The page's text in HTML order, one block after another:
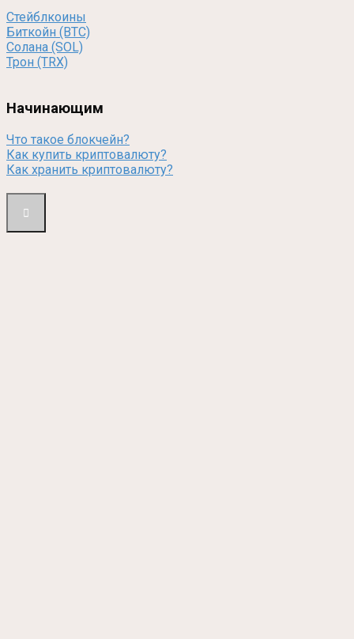
Стейблкоины
Биткойн (BTC)
Солана (SOL)
Трон (TRX)
Начинающим
Что такое блокчейн?
Как купить криптовалюту?
Как хранить криптовалюту?